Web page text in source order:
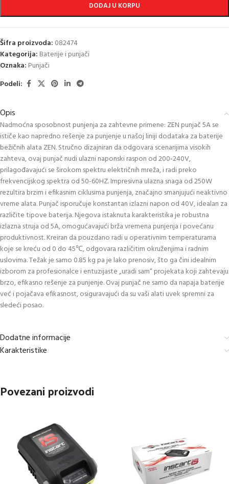
DODAJ U KORPU
Šifra proizvoda: 082474
Kategorija: Baterije i punjači
Oznaka: Punjači
Podeli:
Opis
Nadmoćna sposobnost punjenja za zahtevne primene: ZEN punjač 5A se
ističe kao napredno rešenje za punjenje u našoj liniji dodataka za baterije
bežičnih alata ZEN. Stručno dizajniran da odgovara scenarijima visokih
zahteva, ovaj punjač nudi ulazni naponski raspon od 200-240V,
prilagođavajući se širokom spektru električnih mreža, i radi preko
frekvencijskog spektra od 50-60HZ. Impresivna ulazna snaga od 250W
rezultira brzim i efikasnim ciklusima punjenja, značajno smanjujući neaktivno
vreme alata. Punjač isporučuje konstantan izlazni napon od 40V, idealan za
različite tipove baterija. Njegova istaknuta karakteristika je robustna
izlazna struja od 5A, omogućavajući brža vremena punjenja i povećanu
produktivnost. Kreiran da pouzdano radi u operativnim temperaturama
koje se kreću od 0 do 45℃, odgovara različitim okruženjima i radnim
uslovima. Težak je samo 0.85 kg pa je lako prenosiv, što ga čini idealnim
izborom za profesionalce i entuzijaste „uradi sam“ projekata koji zahtevaju
brzo, efikasno rešenje za punjenje. Ovaj punjač ne samo da napaja baterije
već i pojačava efikasnost, osiguravajući da su vaši alati uvek spremni za
sledeći posao.
Dodatne informacije
Karakteristike
Povezani proizvodi